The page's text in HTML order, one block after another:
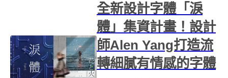
型採...
全新設計字體「淚
體」集資計畫！設計
師Alen Yang打造流
轉細膩有情感的字體